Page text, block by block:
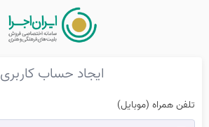
ایجاد حساب کاربری
تلفن همراه (موبایل)